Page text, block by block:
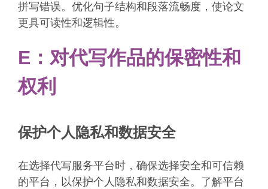
拼写错误。优化句子结构和段落流畅度，使论文
更具可读性和逻辑性。
E：对代写作品的保密性和
权利
保护个人隐私和数据安全
在选择代写服务平台时，确保选择安全和可信赖
的平台，以保护个人隐私和数据安全。了解平台